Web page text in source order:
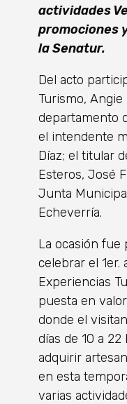
actividades
promociones
la Senatur.
Del acto
Turismo,
departamento
el intendente
Díaz; el titular
Esteros, José
Junta
Echeverría.
La ocasión fue
celebrar el 1er.
Experiencias
puesta en
donde el
días de 10 a
adquirir
en esta
varias